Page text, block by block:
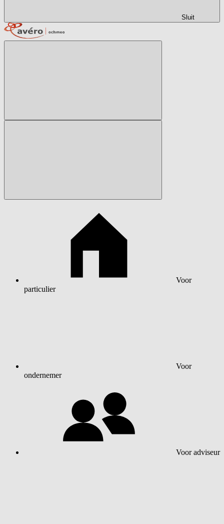
Sluit
Voor
particulier
Voor
ondernemer
Voor adviseur